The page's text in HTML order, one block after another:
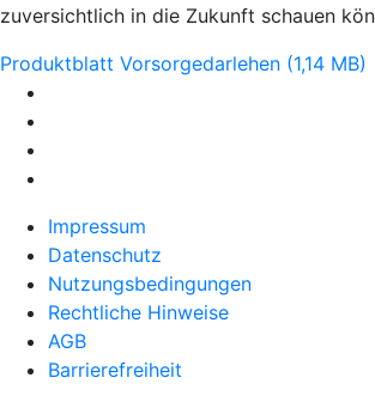
zuversichtlich in die Zukunft schauen
Produktblatt Vorsorgedarlehen (1,14 MB)
Impressum
Datenschutz
Nutzungsbedingungen
Rechtliche Hinweise
AGB
Barrierefreiheit